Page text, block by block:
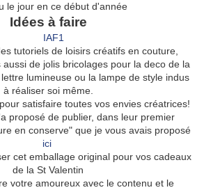
le jour en ce début d'année
Idées à faire
tutoriels de loisirs créatifs en couture,
de jolis bricolages pour la deco de la
lumineuse ou la lampe de style indus
à réaliser soi même.
satisfaire toutes vos envies créatrices!
proposé de publier, dans leur premier
en conserve" que je vous avais proposé
ici
cet emballage original pour vos cadeaux
de la St Valentin
votre amoureux avec le contenu et le